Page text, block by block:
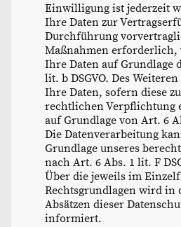
Einwilligung ist jederzeit
Ihre Daten zur
Durchführung
Maßnahmen
Ihre Daten auf Grundlage
lit. b DSGVO. Des
Ihre Daten, sofern diese
rechtlichen Verpflichtung
auf Grundlage von Art. 6
Die Datenverarbeitung
Grundlage unseres
nach Art. 6 Abs. 1 lit. F
Über die jeweils im
Rechtsgrundlagen wird in
Absätzen dieser
informiert.